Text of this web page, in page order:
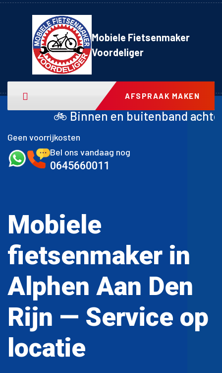
Mobiele Fietsenmaker
Voordeliger
AFSPRAAK MAKEN
en buitenband achter inclusief
Geen voorrijkosten
Bel ons vandaag nog
0645660011
Mobiele
fietsenmaker in
Alphen Aan Den
Rijn — Service op
locatie